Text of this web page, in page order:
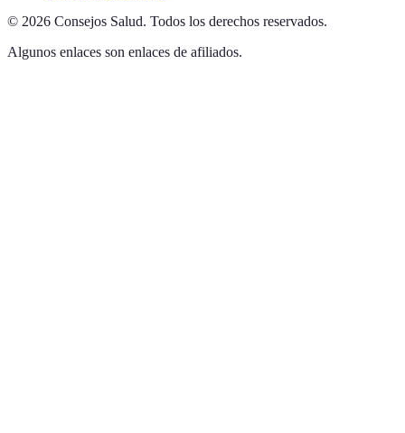
© 2026 Consejos Salud. Todos los derechos reservados.
Algunos enlaces son enlaces de afiliados.